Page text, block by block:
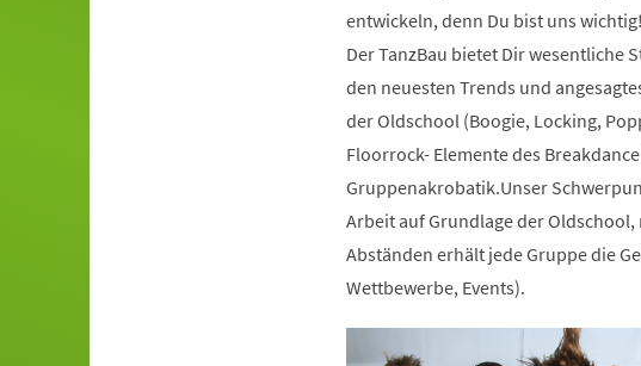
entwickeln, denn Du bist uns
Der TanzBau bietet Dir wesentliche
den neuesten Trends und
der Oldschool (Boogie, Locking,
Floorrock- Elemente des
Gruppenakrobatik.Unser
Arbeit auf Grundlage der
Abständen erhält jede Gruppe die
Wettbewerbe, Events).